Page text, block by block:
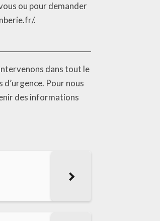
ou pour demander
.
dans tout le
Pour nous
des informations